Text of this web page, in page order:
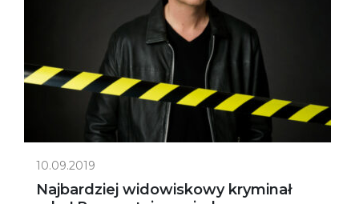
10.09.2019
Najbardziej widowiskowy kryminał